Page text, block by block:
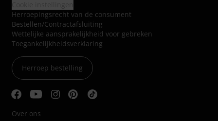
Herroepingsrecht van de consument
Bestellen/Contractafsluiting
Wettelijke aansprakelijkheid voor gebreken
Toegankelijkheidsverklaring
Herroep bestelling
Over ons